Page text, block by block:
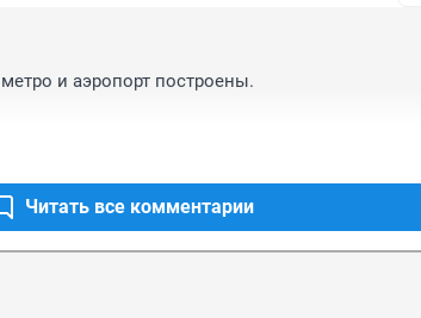
и аэропорт построены.
Читать все комментарии